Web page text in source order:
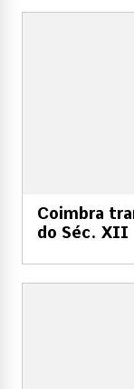
Coimbra
do Séc. XII